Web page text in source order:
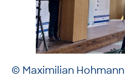
© Maximilian Hohmann